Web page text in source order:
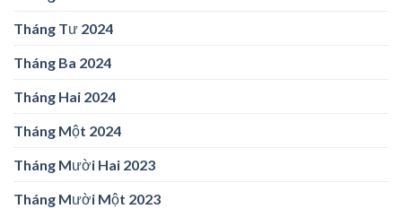
Tháng Tư 2024
Tháng Ba 2024
Tháng Hai 2024
Tháng Một 2024
Tháng Mười Hai 2023
Tháng Mười Một 2023